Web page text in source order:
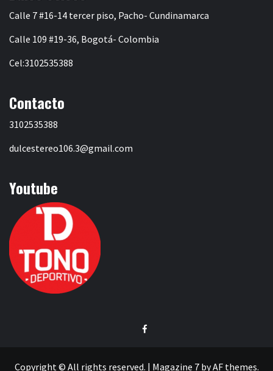
Calle 7 #16-14 tercer piso, Pacho- Cundinamarca
Calle 109 #19-36, Bogotá- Colombia
Cel:3102535388
Contacto
3102535388
dulcestereo106.3@gmail.com
Youtube
Facebook
Copyright © All rights reserved. | Magazine 7by AF themes.